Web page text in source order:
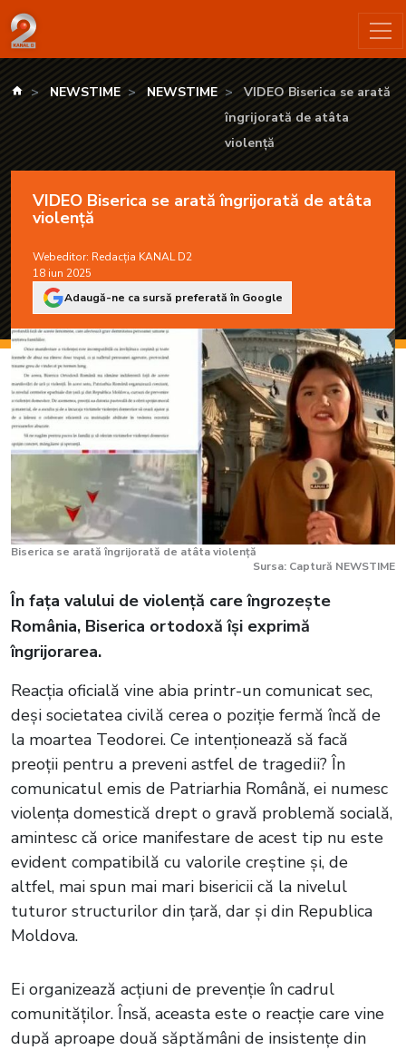
VIDEO Biserica se arată îngrijorată de atâta violență -
kanald.ro
NEWSTIME NEWSTIME
VIDEO Biserica se arată
îngrijorată de atâta
violență
VIDEO Biserica se arată îngrijorată de atâta
violență
Webeditor: Redacția KANAL D2
18 iun 2025
Adaugă-ne ca sursă preferată în Google
Biserica se arată îngrijorată de atâta violență
Sursa: Captură NEWSTIME
În fața valului de violență care îngrozește
România, Biserica ortodoxă își exprimă
îngrijorarea.
Reacția oficială vine abia printr-un comunicat sec,
deși societatea civilă cerea o poziție fermă încă de
la moartea Teodorei. Ce intenționează să facă
preoții pentru a preveni astfel de tragedii? În
comunicatul emis de Patriarhia Română, ei numesc
violența domestică drept o gravă problemă socială,
amintesc că orice manifestare de acest tip nu este
evident compatibilă cu valorile creștine și, de
altfel, mai spun mai mari bisericii că la nivelul
tuturor structurilor din țară, dar și din Republica
Moldova.
Ei organizează acțiuni de prevenție în cadrul
comunităților. Însă, aceasta este o reacție care vine
după aproape două săptămâni de insistențe din